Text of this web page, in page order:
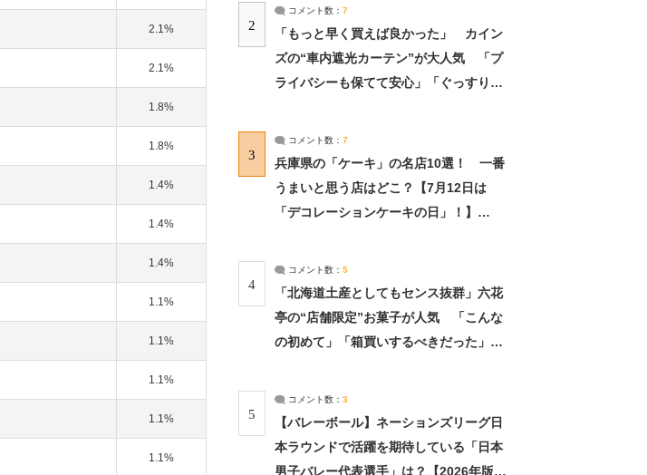
2.1%
2.1%
1.8%
1.8%
1.4%
1.4%
1.4%
1.1%
1.1%
1.1%
1.1%
1.1%
2
コメント数： 7
「もっと早く買えば良かった」 カイン
ズの“車内遮光カーテン”が大人気 「プ
ライバシーも保てて安心」「ぐっすり眠
3
コメント数： 7
兵庫県の「ケーキ」の名店10選！ 一番
うまいと思う店はどこ？【7月12日は
「デコレーションケーキの日」！】
4
コメント数： 5
「北海道土産としてもセンス抜群」六花
亭の“店舗限定”お菓子が人気 「こんな
の初めて」「箱買いするべきだった」
5
コメント数： 3
【バレーボール】ネーションズリーグ日
本ラウンドで活躍を期待している「日本
男子バレー代表選手」は？【2026年版・